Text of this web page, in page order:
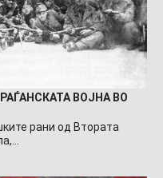
ВОЈНА ВО
рани од Втората